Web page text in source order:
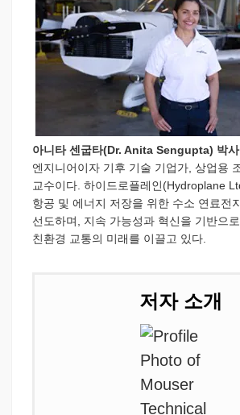
아니타 센굽타(Dr. Anita Sengupta) 박사
엔지니어이자 기후 기술 기업가, 상업용
교수이다. 하이드로플레인(Hydroplane
항공 및 에너지 저장을 위한 수소 연료전
선도하며, 지속 가능성과 혁신을 기반으
친환경 교통의 미래를 이끌고 있다.
저자 소개